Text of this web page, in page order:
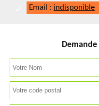
Email : indisponible